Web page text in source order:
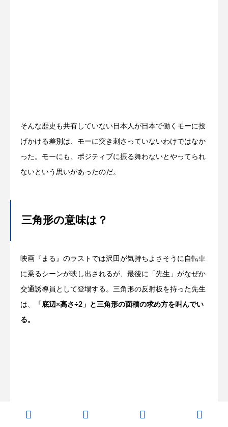
そんな歴史も共有していない日本人が日本で働くモーに投
げかける差別は、モーに突き刺さっていないわけではなか
った。モーにも、ポジティブに振る舞わないとやってられ
ないという思いがあったのだ。
三角形の意味は？
映画『まる』のラストでは沢田が気持ちよさそうに自転車
に乗るシーンが映し出されるが、最後に「先生」がなぜか
交通誘導員として登場する。三角形の反射板を持った先生
は、 「底辺×高さ÷2」と三角形の面積の求め方を叫んでい
る。